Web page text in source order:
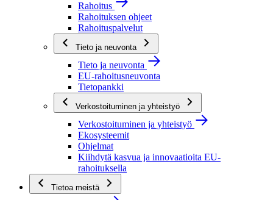
Rahoitus
Rahoituksen ohjeet
Rahoituspalvelut
Tieto ja neuvonta
Tieto ja neuvonta
EU-rahoitusneuvonta
Tietopankki
Verkostoituminen ja yhteistyö
Verkostoituminen ja yhteistyö
Ekosysteemit
Ohjelmat
Kiihdytä kasvua ja innovaatioita EU-
rahoituksella
Tietoa meistä